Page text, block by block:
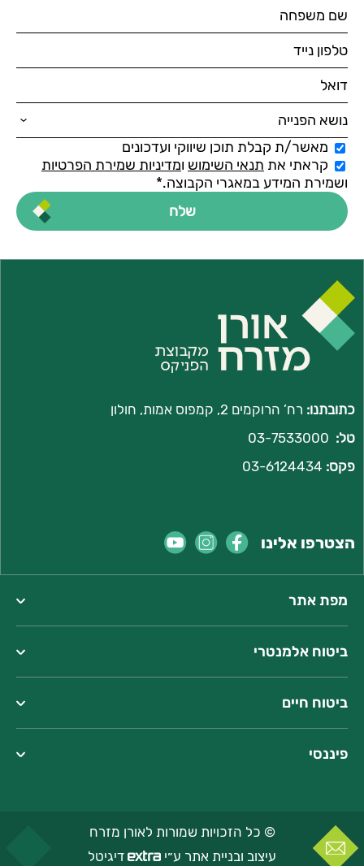
מאשר/ת קבלת תוכן שיווקי ועדכונים
קראתי את תנאי השימוש ומדיניות שמירת הפרטיות
ושמירת המידע במאגרי הקבוצה.*
כתובתנו: רח’ הרוקמים 2, קמפוס אמות, חולון
טל: 03-7533000
פקס:
הצטרפו אלינו
מפת אתר
ביטוח אלמנטרי
ביטוח חיים
פיננסי
© כל הזכויות שמורות לאורן מזרח
עיצוב ובניית אתר ע״י
דיגיטל